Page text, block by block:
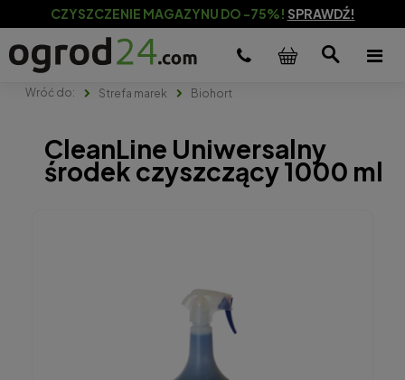
CZYSZCZENIE MAGAZYNU DO -75%! SPRAWDŹ!
Strefa marek Biohort
CleanLine Uniwersalny
środek czyszczący 1000 ml